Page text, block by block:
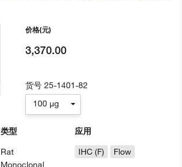
类型
Rat
Monoclonal
应用
IHC (F)
Flow
价格(元)
3,370.00
货号25-1401-82
100 µg